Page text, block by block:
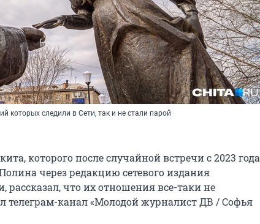
которых следили в Сети, так и не стали парой
которого после случайной встречи с 2023 года
через редакцию сетевого издания
рассказал, что их отношения все-таки не
телеграм-канал «Молодой журналист ДВ / Софья